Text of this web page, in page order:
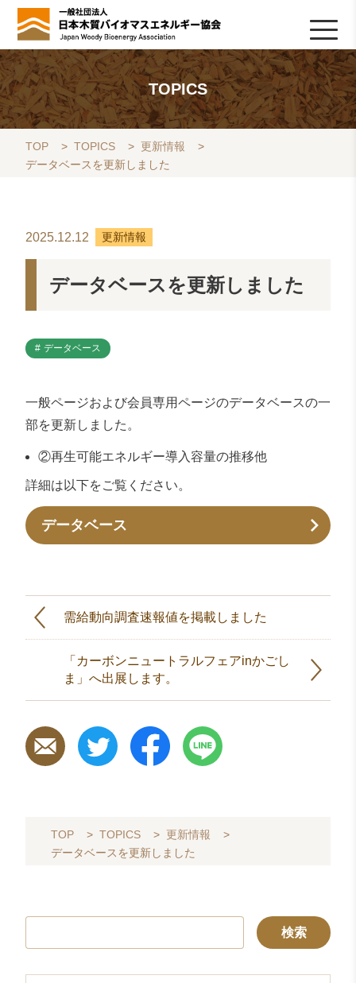
HOME
TOPICS
協会について
木質バイオマスの基礎知識
協会の活動
ライブラリ
データベース
Q&A
リンク集
お問い合わせ
会員専用
採用情報
TOPICS
TOP > TOPICS > 更新情報
>
データベースを更新しました
2025.12.12 更新情報
データベースを更新しました
データベース
一般ページおよび会員専用ページのデータベースの一
部を更新しました。
②再生可能エネルギー導入容量の推移他
詳細は以下をご覧ください。
データベース
需給動向調査速報値を掲載しました
「カーボンニュートラルフェアinかごし
ま」へ出展します。
TOP > TOPICS > 更新情報
>
データベースを更新しました